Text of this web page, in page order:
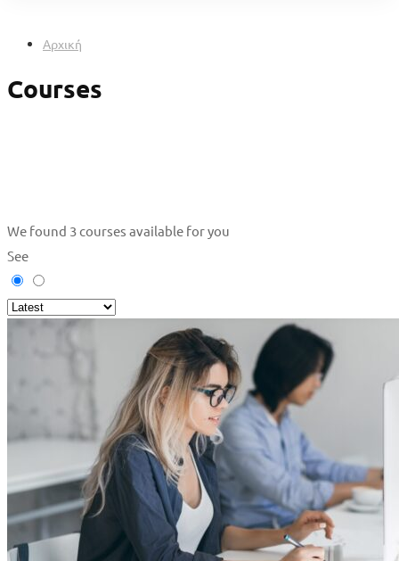
Αρχική
Courses
We found 3courses available for you
See